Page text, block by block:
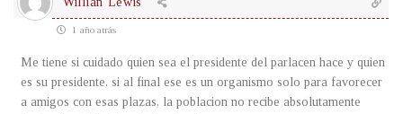
1 año atrás
Me tiene si cuidado quien sea el presidente del parlacen hace y quien
es su presidente, si al final ese es un organismo solo para favorecer
a amigos con esas plazas, la poblacion no recibe absolutamente